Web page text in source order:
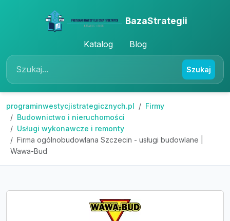
BazaStrategii
Katalog Blog
Szukaj
programinwestycjistrategicznych.pl
Firmy
Budownictwo i nieruchomości
Usługi wykonawcze i remonty
Firma ogólnobudowlana Szczecin - usługi budowlane |
Wawa-Bud